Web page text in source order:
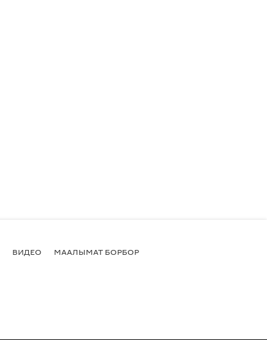
ВИДЕО МААЛЫМАТ БОРБОР